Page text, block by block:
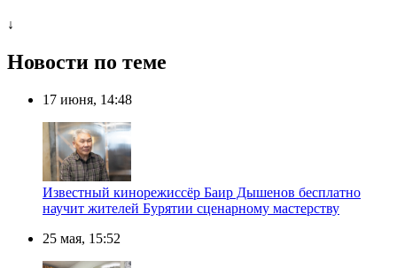
↓
Новости по теме
17 июня, 14:48
Известный кинорежиссёр Баир Дышенов бесплатно
научит жителей Бурятии сценарному мастерству
25 мая, 15:52